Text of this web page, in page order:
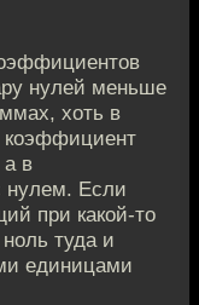
нулей меньше
хоть в
коэффициент
а в
нулем. Если
при какой-то
туда и
единицами